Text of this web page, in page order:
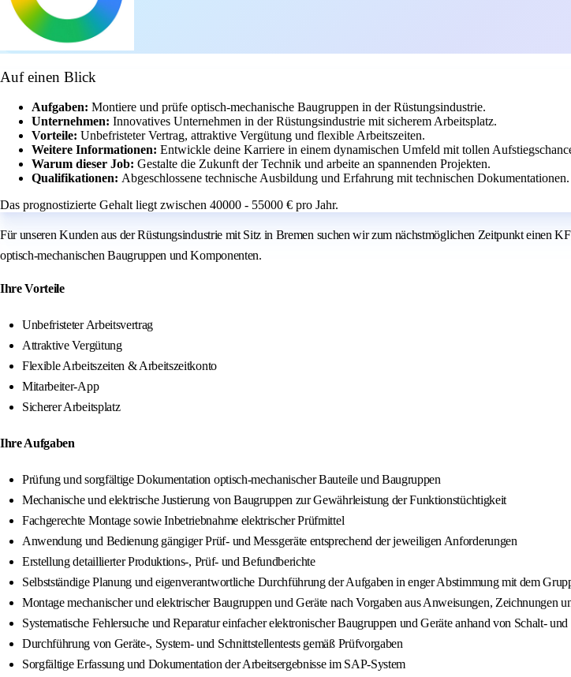
Auf einen Blick
Aufgaben: Montiere und prüfe optisch-mechanische Baugruppen in der Rüstungsindustrie.
Unternehmen: Innovatives Unternehmen in der Rüstungsindustrie mit sicherem Arbeitsplatz.
Vorteile: Unbefristeter Vertrag, attraktive Vergütung und flexible Arbeitszeiten.
Weitere Informationen: Entwickle deine Karriere in einem dynamischen Umfeld mit tollen
Warum dieser Job: Gestalte die Zukunft der Technik und arbeite an spannenden Projekten.
Qualifikationen: Abgeschlossene technische Ausbildung und Erfahrung mit technischen Dokumentationen.
Das prognostizierte Gehalt liegt zwischen 40000 - 55000 € pro Jahr.
Für unseren Kunden aus der Rüstungsindustrie mit Sitz in Bremen suchen wir zum nächstmöglichen Zeitpunkt
optisch-mechanischen Baugruppen und Komponenten.
Ihre Vorteile
Unbefristeter Arbeitsvertrag
Attraktive Vergütung
Flexible Arbeitszeiten & Arbeitszeitkonto
Mitarbeiter-App
Sicherer Arbeitsplatz
Ihre Aufgaben
Prüfung und sorgfältige Dokumentation optisch-mechanischer Bauteile und Baugruppen
Mechanische und elektrische Justierung von Baugruppen zur Gewährleistung der Funktionstüchtigkeit
Fachgerechte Montage sowie Inbetriebnahme elektrischer Prüfmittel
Anwendung und Bedienung gängiger Prüf- und Messgeräte entsprechend der jeweiligen Anforderungen
Erstellung detaillierter Produktions-, Prüf- und Befundberichte
Selbstständige Planung und eigenverantwortliche Durchführung der Aufgaben in enger Abstimmung mit dem
Montage mechanischer und elektrischer Baugruppen und Geräte nach Vorgaben aus Anweisungen, Zeichnungen
Systematische Fehlersuche und Reparatur einfacher elektronischer Baugruppen und Geräte anhand von Schalt-
Durchführung von Geräte-, System- und Schnittstellentests gemäß Prüfvorgaben
Sorgfältige Erfassung und Dokumentation der Arbeitsergebnisse im SAP-System